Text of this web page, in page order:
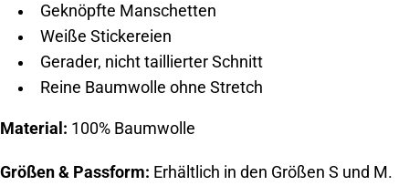
Geknöpfte Manschetten
Weiße Stickereien
Gerader, nicht taillierter Schnitt
Reine Baumwolle ohne Stretch
Material: 100% Baumwolle
Größen & Passform: Erhältlich in den Größen S und M.